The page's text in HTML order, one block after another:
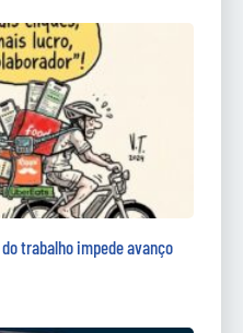
trabalho impede avanço